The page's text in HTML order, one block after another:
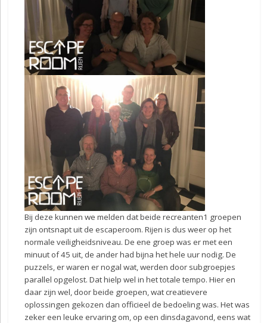
Bij deze kunnen we melden dat beide recreanten1 groepen
zijn ontsnapt uit de escaperoom. Rijen is dus weer op het
normale veiligheidsniveau. De ene groep was er met een
minuut of 45 uit, de ander had bijna het hele uur nodig. De
puzzels, er waren er nogal wat, werden door subgroepjes
parallel opgelost. Dat hielp wel in het totale tempo. Hier en
daar zijn wel, door beide groepen, wat creatievere
oplossingen gekozen dan officieel de bedoeling was. Het was
zeker een leuke ervaring om, op een dinsdagavond, eens wat